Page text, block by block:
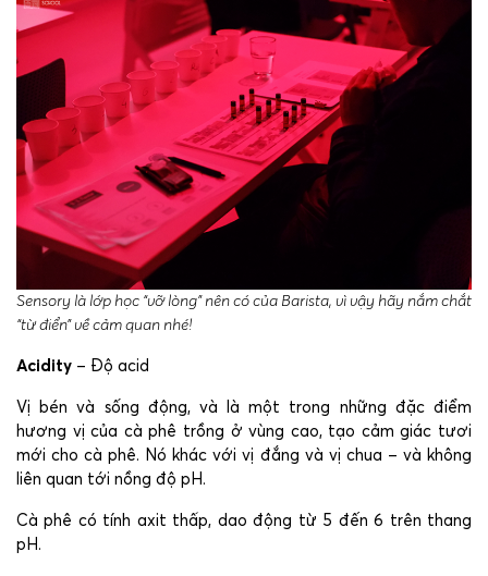
Sensory là lớp học “vỡ lòng” nên có của Barista, vì vậy hãy nắm chắt
“từ điển” về cảm quan nhé!
Acidity – Độ acid
Vị bén và sống động, và là một trong những đặc điểm
hương vị của cà phê trồng ở vùng cao, tạo cảm giác tươi
mới cho cà phê. Nó khác với vị đắng và vị chua – và không
liên quan tới nồng độ pH.
Cà phê có tính axit thấp, dao động từ 5 đến 6 trên thang
pH.